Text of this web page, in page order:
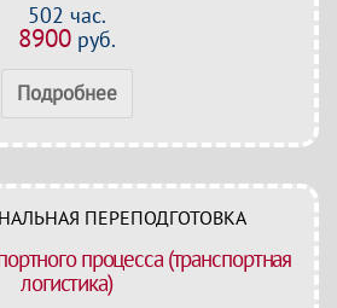
502 час.
8900руб.
Подробнее
ПЕРЕПОДГОТОВКА
процесса (транспортная
логистика)